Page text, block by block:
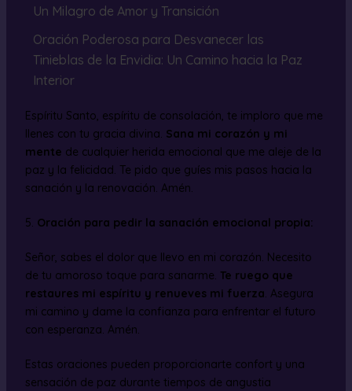
Un Milagro de Amor y Transición
Oración Poderosa para Desvanecer las
Tinieblas de la Envidia: Un Camino hacia la Paz
Interior
Espíritu Santo, espíritu de consolación, te imploro que me
llenes con tu gracia divina. Sana mi corazón y mi
mente de cualquier herida emocional que me aleje de la
paz y la felicidad. Te pido que guíes mis pasos hacia la
sanación y la renovación. Amén.
5. Oración para pedir la sanación emocional propia:
Señor, sabes el dolor que llevo en mi corazón. Necesito
de tu amoroso toque para sanarme. Te ruego que
restaures mi espíritu y renueves mi fuerza. Asegura
mi camino y dame la confianza para enfrentar el futuro
con esperanza. Amén.
Estas oraciones pueden proporcionarte confort y una
sensación de paz durante tiempos de angustia